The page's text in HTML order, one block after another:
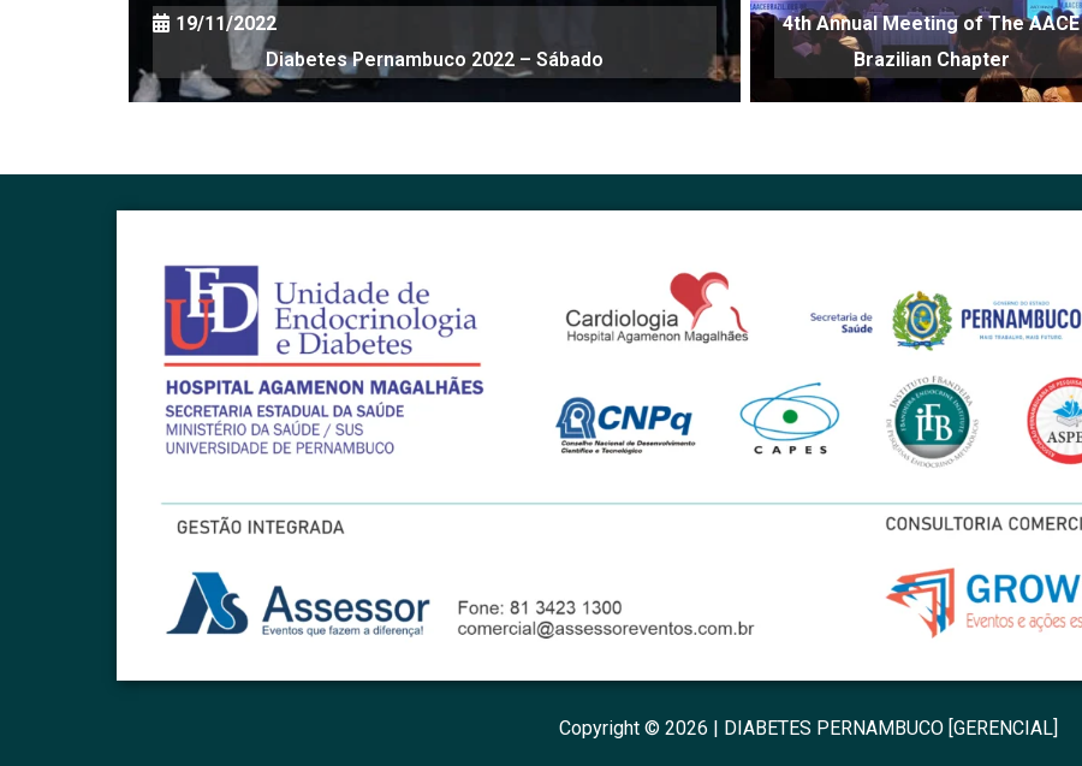
19/11/2022
Diabetes Pernambuco 2022 – Sábado
4th Annual Meeting of The AACE
Brazilian Chapter
Copyright © 2026 | DIABETES PERNAMBUCO [GERENCIAL]